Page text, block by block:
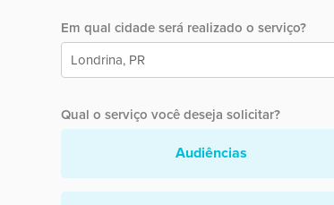
Em qual cidade será realizado o serviço?
Qual o serviço você deseja solicitar?
Audiências